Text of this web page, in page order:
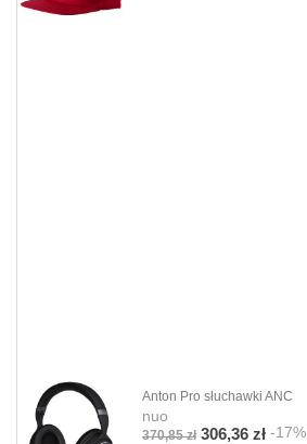
Anton Pro słuchawki ANC
nuo
370,85 zł 306,36 zł -17%